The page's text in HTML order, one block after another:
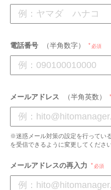
電話番号 （半角数字） 必須
メールアドレス （半角英数）
※迷惑メール対策の設定を行ってい
を受信できるように変更してください
メールアドレスの再入力 必須